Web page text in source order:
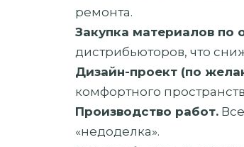
ремонта.
Закупка материалов по
дистрибьюторов, что
Дизайн-проект (по
комфортного
Производство работ.
«недоделка».